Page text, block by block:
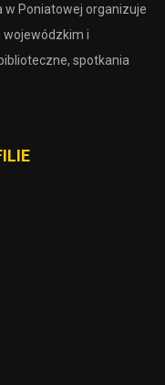
w Poniatowej organizuje
wojewódzkim i
spotkania